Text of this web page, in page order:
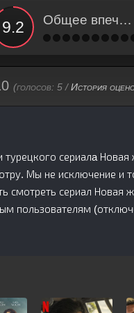
Общее впечатление
(голосов: 5/История
турецкого сериалa
Мы не исключение и
сериал Новая
пользователям